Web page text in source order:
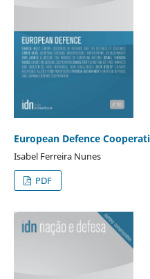
European Defence
Isabel Ferreira Nunes
PDF